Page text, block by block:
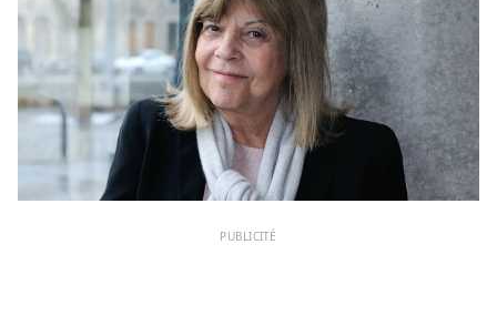
PUBLICITÉ